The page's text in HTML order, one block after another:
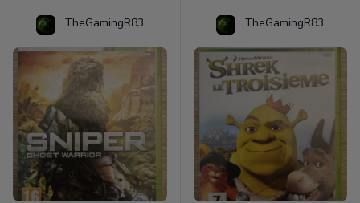
TheGamingR83 TheGamingR83